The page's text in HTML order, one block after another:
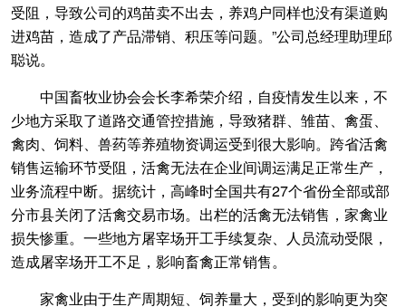
受阻，导致公司的鸡苗卖不出去，养鸡户同样也没有渠道购
进鸡苗，造成了产品滞销、积压等问题。”公司总经理助理邱
聪说。
中国畜牧业协会会长李希荣介绍，自疫情发生以来，不
少地方采取了道路交通管控措施，导致猪群、雏苗、禽蛋、
禽肉、饲料、兽药等养殖物资调运受到很大影响。跨省活禽
销售运输环节受阻，活禽无法在企业间调运满足正常生产，
业务流程中断。据统计，高峰时全国共有27个省份全部或部
分市县关闭了活禽交易市场。出栏的活禽无法销售，家禽业
损失惨重。一些地方屠宰场开工手续复杂、人员流动受限，
造成屠宰场开工不足，影响畜禽正常销售。
家禽业由于生产周期短、饲养量大，受到的影响更为突